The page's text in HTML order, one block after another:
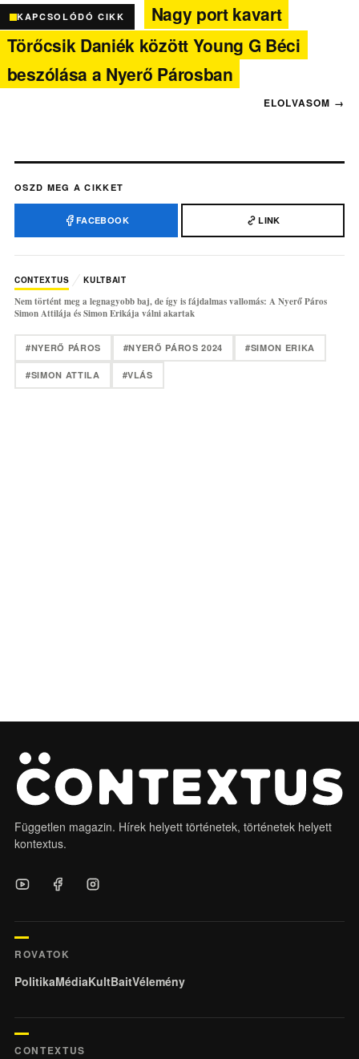
KAPCSOLÓDÓ CIKK
Nagy port kavart
Törőcsik Daniék között Young G Béci
beszólása a Nyerő Párosban
OSZD MEG A CIKKET
FACEBOOK LINK
CONTEXTUS KULTBAIT
Nem történt meg a legnagyobb baj, de így is fájdalmas vallomás: A Nyerő Páros
Simon Attilája és Simon Erikája válni akartak
#NYERŐ PÁROS #NYERŐ PÁROS 2024 #SIMON ERIKA
#SIMON ATTILA #VLÁS
Független magazin. Hírek helyett történetek, történetek helyett
kontextus.
ROVATOK
PolitikaMédiaKultBaitVélemény
CONTEXTUS